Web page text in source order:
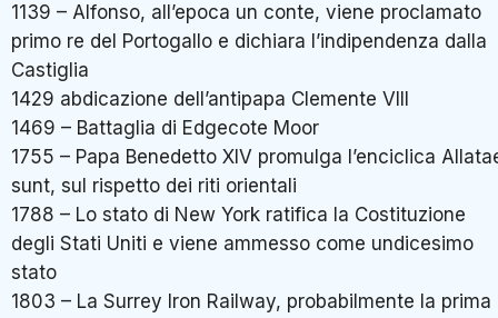
1139 – Alfonso, all’epoca un conte, viene proclamato
primo re del Portogallo e dichiara l’indipendenza dalla
Castiglia
1429 abdicazione dell’antipapa Clemente VIII
1469 – Battaglia di Edgecote Moor
1755 – Papa Benedetto XIV promulga l’enciclica
sunt, sul rispetto dei riti orientali
1788 – Lo stato di New York ratifica la Costituzione
degli Stati Uniti e viene ammesso come undicesimo
stato
1803 – La Surrey Iron Railway, probabilmente la prima